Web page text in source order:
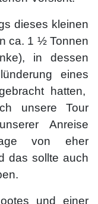
dieses kleinen
ca. 1 ½ Tonnen
in dessen
eines
hatten,
unsere Tour
Anreise
von eher
das sollte auch
und einer